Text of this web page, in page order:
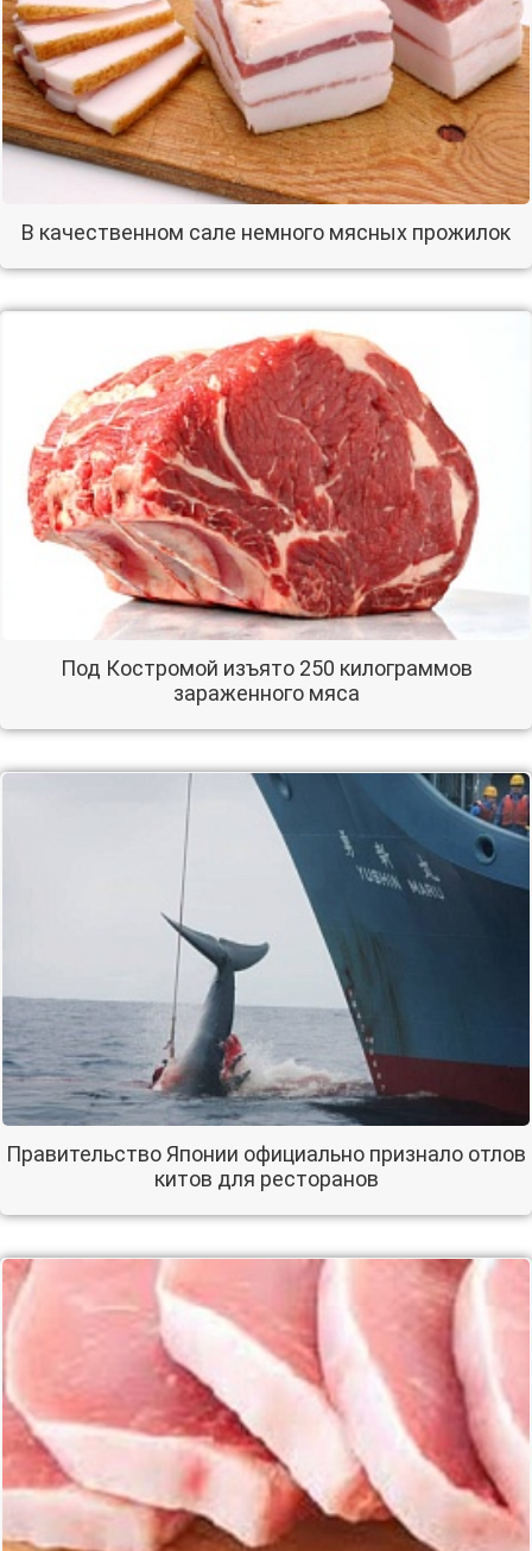
В качественном сале немного мясных прожилок
Под Костромой изъято 250 килограммов
зараженного мяса
Правительство Японии официально признало отлов
китов для ресторанов